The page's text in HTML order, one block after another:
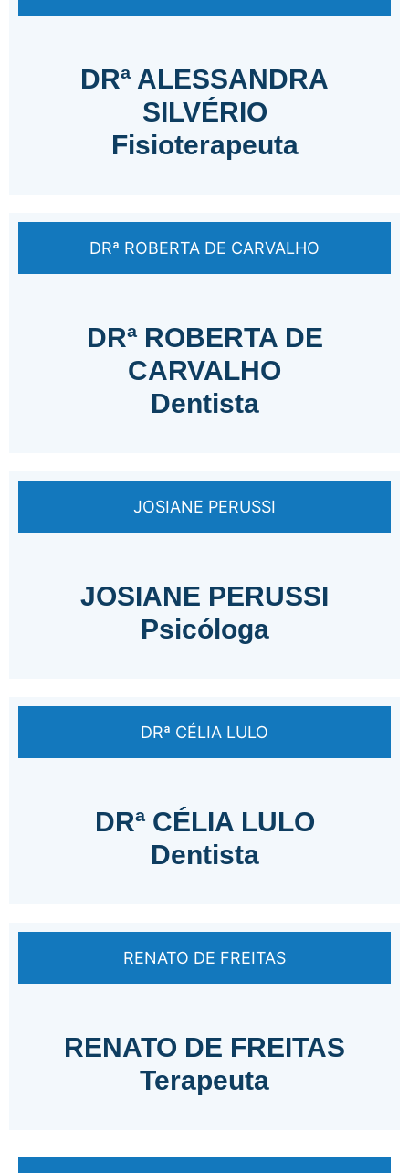
DRª ALESSANDRA
SILVÉRIO
Fisioterapeuta
DRª ROBERTA DE CARVALHO
DRª ROBERTA DE
CARVALHO
Dentista
JOSIANE PERUSSI
JOSIANE PERUSSI
Psicóloga
DRª CÉLIA LULO
DRª CÉLIA LULO
Dentista
RENATO DE FREITAS
RENATO DE FREITAS
Terapeuta